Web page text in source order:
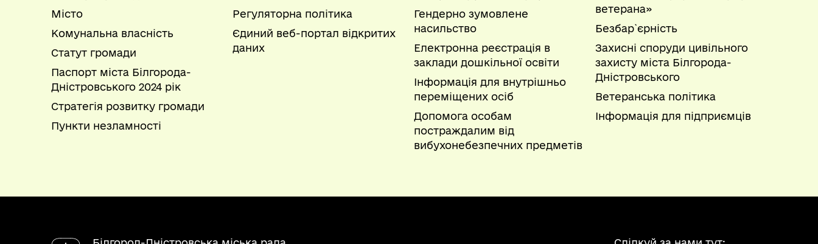
Місто
Комунальна власність
Статут громади
Паспорт міста Білгорода-
Дністровського 2024 рік
Стратегія розвитку громади
Пункти незламності
Регуляторна політика
Єдиний веб-портал відкритих
даних
Гендерно зумовлене
насильство
Електронна реєстрація в
заклади дошкільної освіти
Інформація для внутрішньо
переміщених осіб
Допомога особам
постраждалим від
вибухонебезпечних предметів
ветерана»
Безбар`єрність
Захисні споруди цивільного
захисту міста Білгорода-
Дністровського
Ветеранська політика
Інформація для підприємців